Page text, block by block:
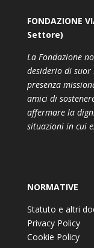
FONDAZIONE
Settore)
La Fondazione
desiderio di suor
presenza
amici di
affermare la
situazioni in cui
NORMATIVE
Statuto e altri
Privacy Policy
Cookie Policy